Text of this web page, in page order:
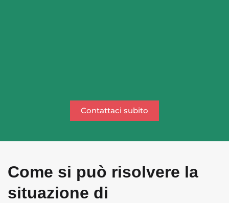
Contattaci subito
Come si può risolvere la
situazione di